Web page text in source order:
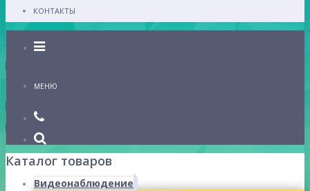
КОНТАКТЫ
Каталог
МЕНЮ
Каталог товаров
Видеонаблюдение